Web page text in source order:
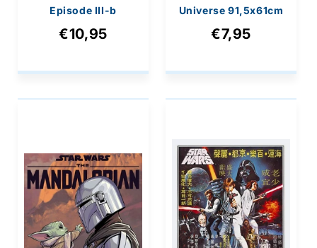
Episode III-b
53x158cm
€10,95
Universe 91,5x61cm
€7,95